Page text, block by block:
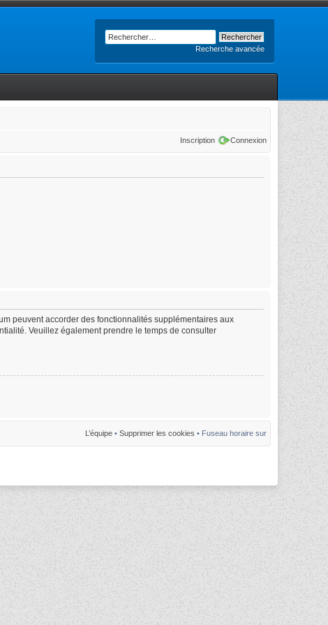
Recherche avancée
Inscription Connexion
peuvent accorder des fonctionnalités supplémentaires aux
Veuillez également prendre le temps de consulter
L’équipe • Supprimer les cookies • Fuseau horaire sur